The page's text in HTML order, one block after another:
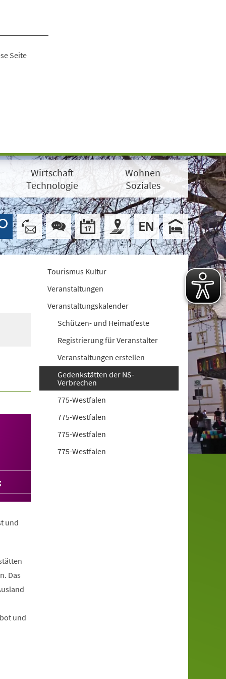
Seite
Wirtschaft
Technologie
Wohnen
Soziales
und
Das
und
Tourismus Kultur
Veranstaltungen
Veranstaltungskalender
Schützen- und Heimatfeste
Registrierung für Veranstalter
Veranstaltungen erstellen
Gedenkstätten der NS-
Verbrechen
775-Westfalen
775-Westfalen
775-Westfalen
775-Westfalen